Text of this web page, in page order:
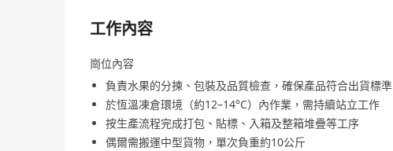
工作內容
崗位內容
負責水果的分揀、包裝及品質檢查，確保產品符合出貨標準
於恆溫凍倉環境（約12–14°C）內作業，需持續站立工作
按生產流程完成打包、貼標、入箱及整箱堆疊等工序
偶爾需搬運中型貨物，單次負重約10公斤